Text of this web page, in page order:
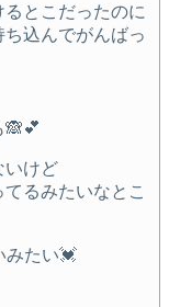
とこだったのに
込んでがんばっ
いけど
るみたいなとこ
みたい💓